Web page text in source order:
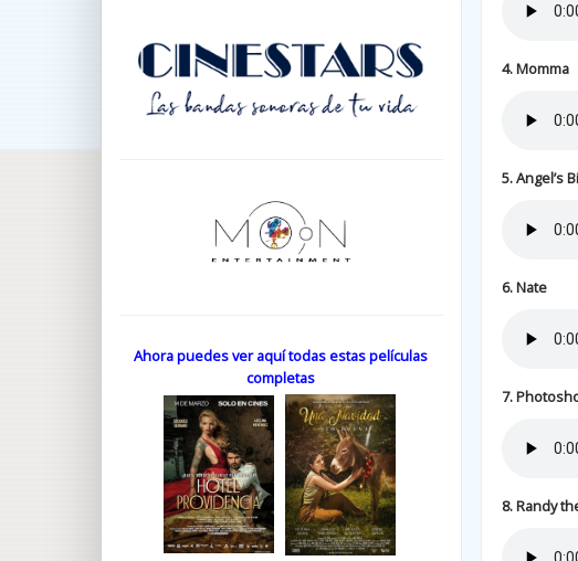
4. Momma
5. Angel’s
6. Nate
7.
8. Randy
Ahora puedes ver aquí todas estas películas
completas